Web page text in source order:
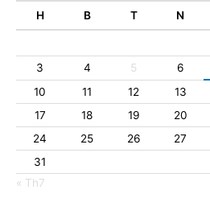
H B T N
3
4 5 6
10
11 12 13
17
18 19 20
24
25 26 27
31
« Th7